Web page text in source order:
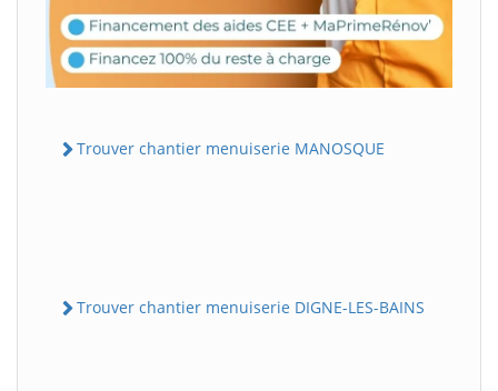
Trouver chantier menuiserie MANOSQUE
Trouver chantier menuiserie DIGNE-LES-BAINS